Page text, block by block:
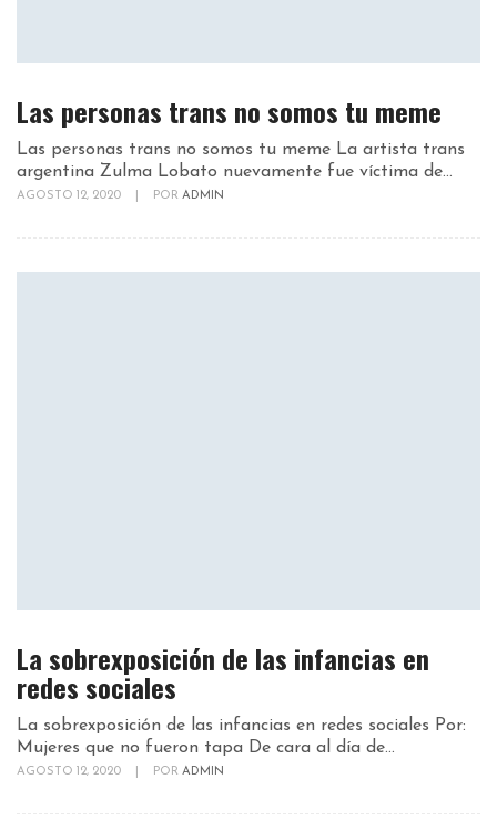
Las personas trans no somos tu meme
Las personas trans no somos tu meme La artista trans
argentina Zulma Lobato nuevamente fue víctima de...
AGOSTO 12, 2020 POR ADMIN
La sobrexposición de las infancias en
redes sociales
La sobrexposición de las infancias en redes sociales Por:
Mujeres que no fueron tapa De cara al día de...
AGOSTO 12, 2020 POR ADMIN